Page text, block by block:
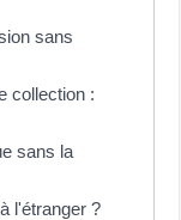
sans
collection :
sans la
l'étranger ?